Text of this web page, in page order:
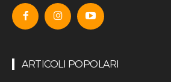
ARTICOLI POPOLARI